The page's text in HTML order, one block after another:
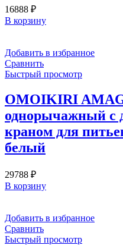
16888 ₽
В корзину
Добавить в избранное
Сравнить
Быстрый просмотр
OMOIKIRI
однорычажный с
краном для
белый
29788 ₽
В корзину
Добавить в избранное
Сравнить
Быстрый просмотр